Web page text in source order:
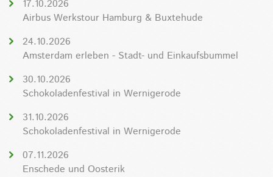
17.10.2026
Airbus Werkstour Hamburg & Buxtehude
24.10.2026
Amsterdam erleben - Stadt- und Einkaufsbummel
30.10.2026
Schokoladenfestival in Wernigerode
31.10.2026
Schokoladenfestival in Wernigerode
07.11.2026
Enschede und Oosterik